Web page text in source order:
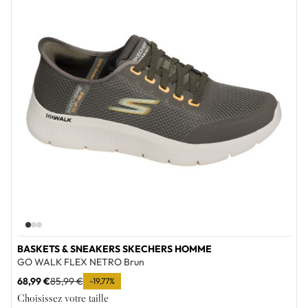
BASKETS & SNEAKERS SKECHERS HOMME
GO WALK FLEX NETRO Brun
68,99 €85,99 € -19,77%
Choisissez votre taille